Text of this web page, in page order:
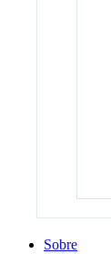
Sobre